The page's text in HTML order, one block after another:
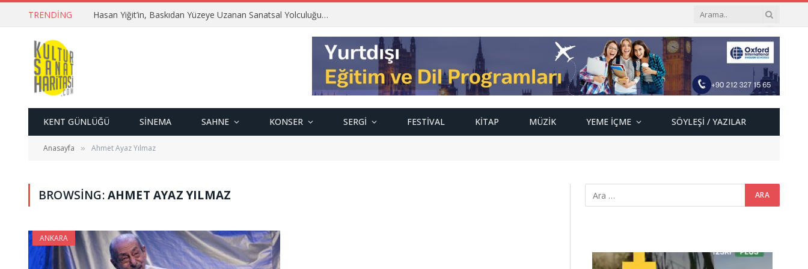
TRENDING Hasan Yiğit’in, Baskıdan Yüzeye Uzanan Sanatsal Yolculuğu…
KENT GÜNLÜĞÜ SINEMA SAHNE KONSER SERGI FESTIVAL KITAP MÜZIK YEME İÇME SÖYLEŞI / YAZILAR
Anasayfa » Ahmet Ayaz Yılmaz
BROWSING:AHMET AYAZ YILMAZ
ANKARA
Video